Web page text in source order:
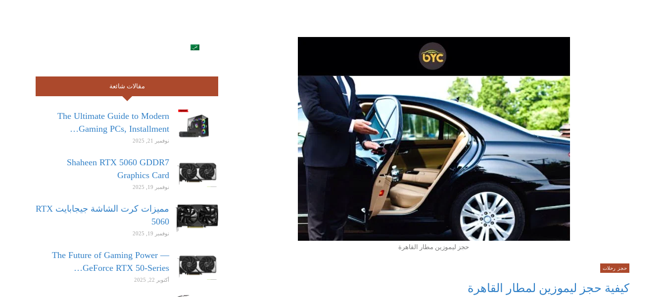
حجز ليموزين مطار القاهرة
حجز رحلات
كيفية حجز ليموزين لمطار القاهرة
مقالات شائعة
The Ultimate Guide to Modern
Gaming PCs, Installment…
نوفمبر 21, 2025
Shaheen RTX 5060 GDDR7
Graphics Card
نوفمبر 19, 2025
مميزات كرت الشاشة جيجابايت RTX
5060
نوفمبر 19, 2025
The Future of Gaming Power —
GeForce RTX 50-Series…
أكتوبر 22, 2025